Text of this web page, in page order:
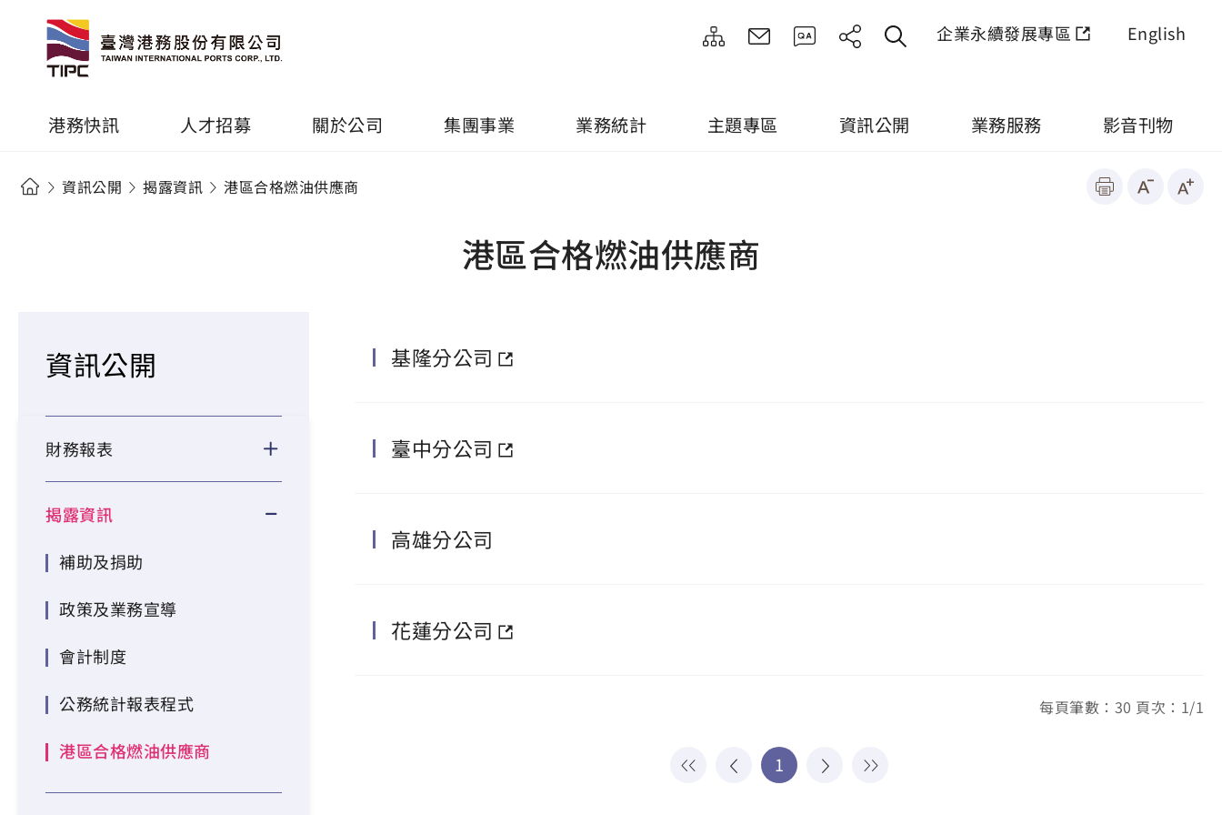
企業永續發展專區 English
港務快訊 人才招募 關於公司 集團事業 業務統計 主題專區 資訊公開 業務服務 影音刊物
資訊公開 揭露資訊 港區合格燃油供應商
港區合格燃油供應商
資訊公開
財務報表
揭露資訊
補助及捐助
政策及業務宣導
會計制度
公務統計報表程式
港區合格燃油供應商
基隆分公司
臺中分公司
高雄分公司
花蓮分公司
每頁筆數：30 頁次：1/1
1